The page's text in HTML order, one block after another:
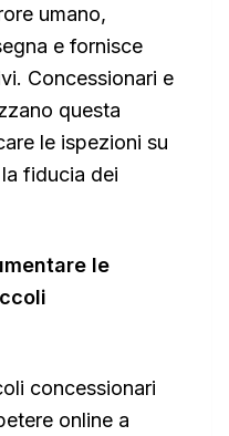
umano,
e fornisce
Concessionari e
questa
le ispezioni su
fiducia dei
le
concessionari
online a